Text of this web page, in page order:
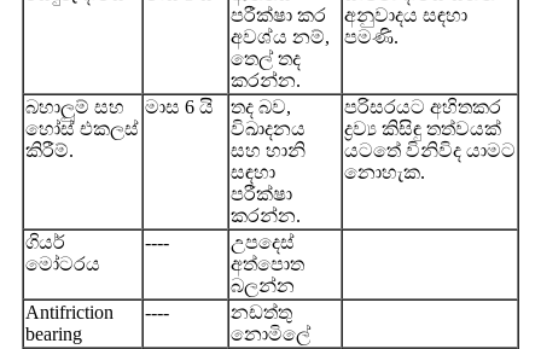
පරීක්ෂා කර
අවශ්ය නම්,
තෙල් තද
කරන්න.
අනුවාදය සඳහා
පමණි.
බහාලුම් සහ
හෝස් එකලස්
කිරීම්.
මාස 6 යි
තද බව,
විඛාදනය
සහ හානි
සඳහා
පරීක්ෂා
කරන්න.
පරිසරයට අහිතකර
ද්‍රව්‍ය කිසිඳු තත්වයක්
යටතේ විනිවිද යාමට
නොහැක.
ගියර්
මෝටරය
----
උපදෙස්
අත්පොත
බලන්න
Antifriction
bearing
----
නඩත්තු
නොමිලේ